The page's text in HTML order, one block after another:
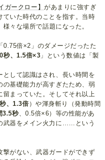
ガークロー】があまりに強すぎ
ていた時代のことを指す。当時
様々な場所で話題になった。
0.75倍×2」のダメージだったた
秒、1.5倍×3 」という数値は「製
して認識はされ、長い時間を
の基礎能力が高すぎたため、弱
まっていた。そしてそれ以上
、1.3倍 ）や渾身斬り（発動時間
3.5秒、0.5倍×6）等の性能があ
武器をメイン火力に……という
撃がない、武器ガードができず